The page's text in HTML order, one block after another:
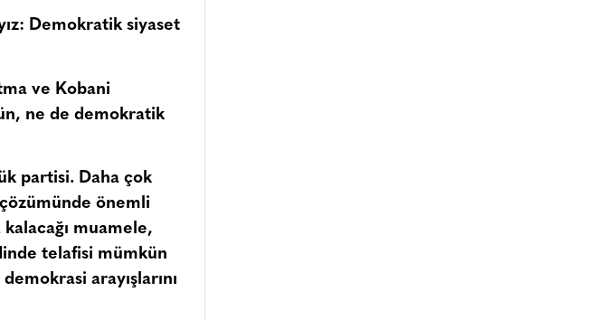
Demokratik siyaset
ve Kobani
ne de demokratik
partisi. Daha çok
önemli
muamele,
telafisi mümkün
arayışlarını